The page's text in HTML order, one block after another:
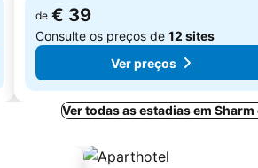
de € 39
Consulte os preços de 12 sites
Ver preços
Ver todas as estadias em